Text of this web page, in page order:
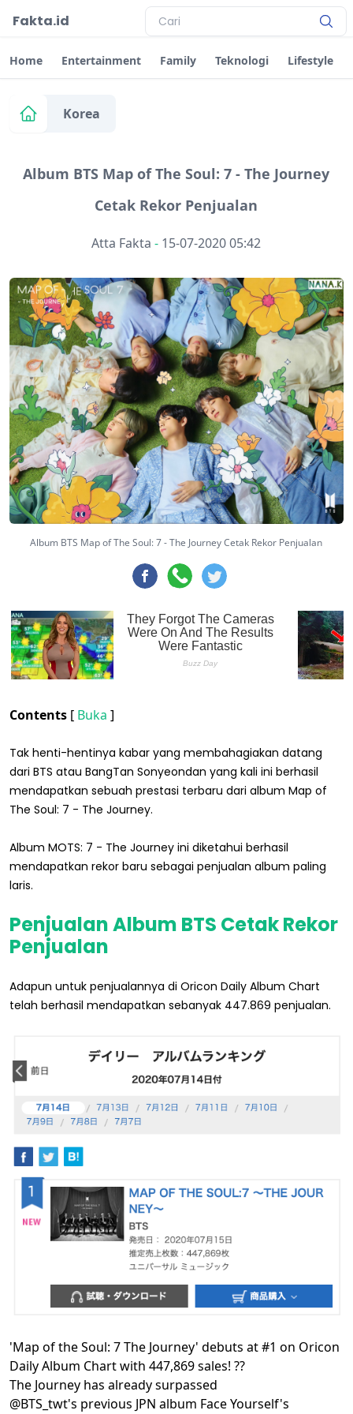
Fakta.id
Home Entertainment Family Teknologi Lifestyle
Korea
Album BTS Map of The Soul: 7 - The Journey
Cetak Rekor Penjualan
Atta Fakta - 15-07-2020 05:42
Album BTS Map of The Soul: 7 - The Journey Cetak Rekor Penjualan
Contents [ Buka ]
Tak henti-hentinya kabar yang membahagiakan datang
dari BTS atau BangTan Sonyeondan yang kali ini berhasil
mendapatkan sebuah prestasi terbaru dari album Map of
The Soul: 7 - The Journey.
Album MOTS: 7 - The Journey ini diketahui berhasil
mendapatkan rekor baru sebagai penjualan album paling
laris.
Penjualan Album BTS Cetak Rekor
Penjualan
Adapun untuk penjualannya di Oricon Daily Album Chart
telah berhasil mendapatkan sebanyak 447.869 penjualan.
'Map of the Soul: 7 The Journey' debuts at #1 on Oricon
Daily Album Chart with 447,869 sales! ??
The Journey has already surpassed
@BTS_twt's previous JPN album Face Yourself's